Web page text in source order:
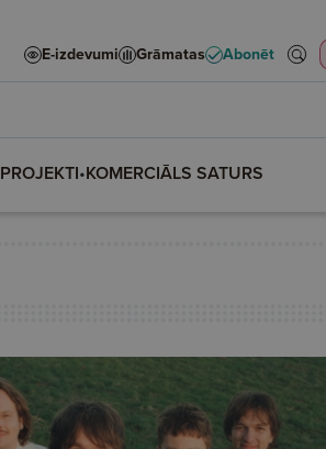
E-izdevumi Grāmatas Abonēt
PROJEKTI•KOMERCIĀLS SATURS